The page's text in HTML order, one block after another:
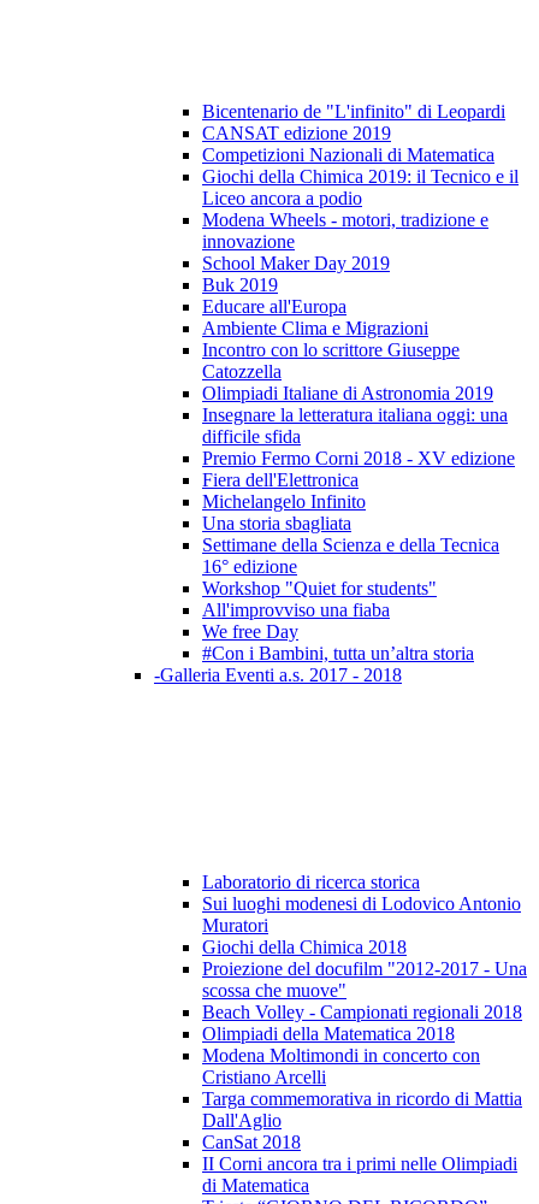
Bicentenario de "L'infinito" di Leopardi
CANSAT edizione 2019
Competizioni Nazionali di Matematica
Giochi della Chimica 2019: il Tecnico e il
Liceo ancora a podio
Modena Wheels - motori, tradizione e
innovazione
School Maker Day 2019
Buk 2019
Educare all'Europa
Ambiente Clima e Migrazioni
Incontro con lo scrittore Giuseppe
Catozzella
Olimpiadi Italiane di Astronomia 2019
Insegnare la letteratura italiana oggi: una
difficile sfida
Premio Fermo Corni 2018 - XV edizione
Fiera dell'Elettronica
Michelangelo Infinito
Una storia sbagliata
Settimane della Scienza e della Tecnica
16° edizione
Workshop "Quiet for students"
All'improvviso una fiaba
We free Day
#Con i Bambini, tutta un’altra storia
-Galleria Eventi a.s. 2017 - 2018
Laboratorio di ricerca storica
Sui luoghi modenesi di Lodovico Antonio
Muratori
Giochi della Chimica 2018
Proiezione del docufilm "2012-2017 - Una
scossa che muove"
Beach Volley - Campionati regionali 2018
Olimpiadi della Matematica 2018
Modena Moltimondi in concerto con
Cristiano Arcelli
Targa commemorativa in ricordo di Mattia
Dall'Aglio
CanSat 2018
II Corni ancora tra i primi nelle Olimpiadi
di Matematica